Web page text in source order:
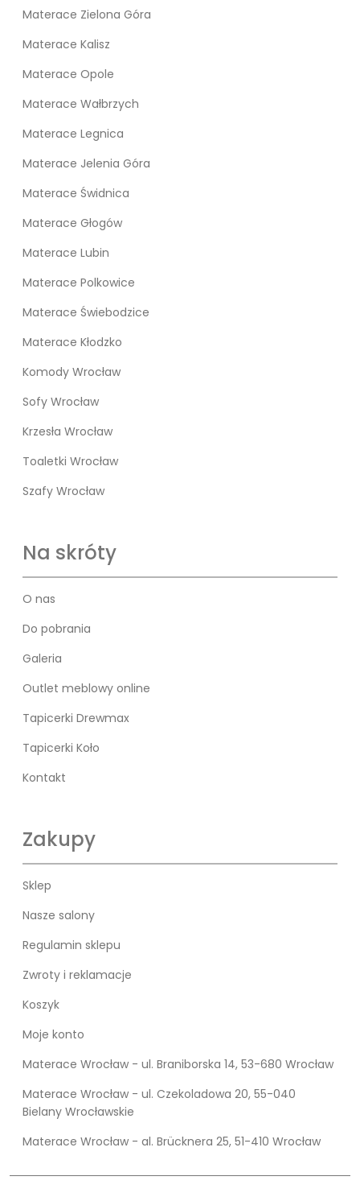
Materace Zielona Góra
Materace Kalisz
Materace Opole
Materace Wałbrzych
Materace Legnica
Materace Jelenia Góra
Materace Świdnica
Materace Głogów
Materace Lubin
Materace Polkowice
Materace Świebodzice
Materace Kłodzko
Komody Wrocław
Sofy Wrocław
Krzesła Wrocław
Toaletki Wrocław
Szafy Wrocław
Na skróty
O nas
Do pobrania
Galeria
Outlet meblowy online
Tapicerki Drewmax
Tapicerki Koło
Kontakt
Zakupy
Sklep
Nasze salony
Regulamin sklepu
Zwroty i reklamacje
Koszyk
Moje konto
Materace Wrocław - ul. Braniborska 14, 53-680 Wrocław
Materace Wrocław - ul. Czekoladowa 20, 55-040
Bielany Wrocławskie
Materace Wrocław - al. Brücknera 25, 51-410 Wrocław